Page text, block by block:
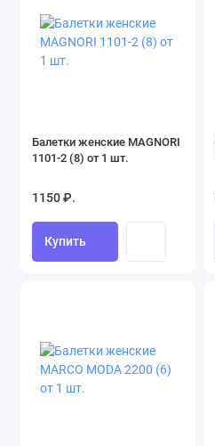
Балетки женские MAGNORI
1101-2 (8) от 1 шт.
1150 ₽.
Купить